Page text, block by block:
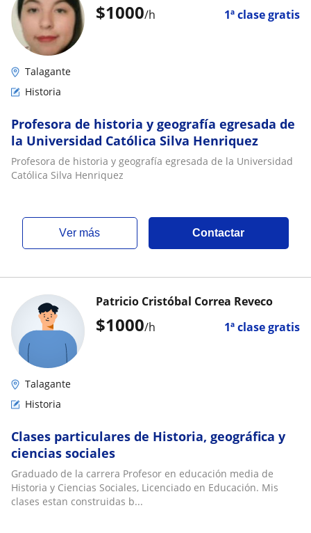
$1000/h 1ª clase gratis
Talagante
Historia
Profesora de historia y geografía egresada de
la Universidad Católica Silva Henriquez
Profesora de historia y geografía egresada de la Universidad
Católica Silva Henriquez
ver más Contactar
$1000/h 1ª clase gratis
Patricio Cristóbal Correa Reveco
Talagante
Historia
Clases particulares de Historia, geográfica y
ciencias sociales
Graduado de la carrera Profesor en educación media de
Historia y Ciencias Sociales, Licenciado en Educación. Mis
clases estan construidas b...